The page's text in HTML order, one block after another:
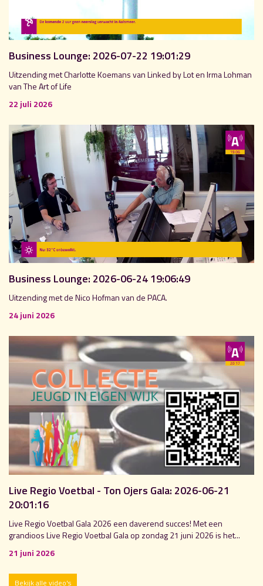
Business Lounge: 2026-07-22 19:01:29
Uitzending met Charlotte Koemans van Linked by Lot en Irma Lohman
van The Art of Life
22 juli 2026
Business Lounge: 2026-06-24 19:06:49
Uitzending met de Nico Hofman van de PACA.
24 juni 2026
Live Regio Voetbal - Ton Ojers Gala: 2026-06-21
20:01:16
Live Regio Voetbal Gala 2026 een daverend succes! Met een
grandioos Live Regio Voetbal Gala op zondag 21 juni 2026 is het...
21 juni 2026
Bekijk alle video's